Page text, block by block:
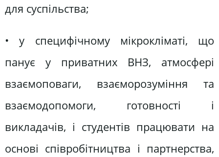
для суспільства;
• у специфічному мікрокліматі, що
панує у приватних ВНЗ, атмосфері
взаємоповаги, взаєморозуміння та
взаємодопомоги, готовності і
викладачів, і студентів працювати на
основі співробітництва і партнерства,